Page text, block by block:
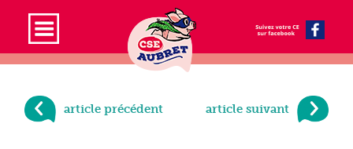
article précédent article suivant